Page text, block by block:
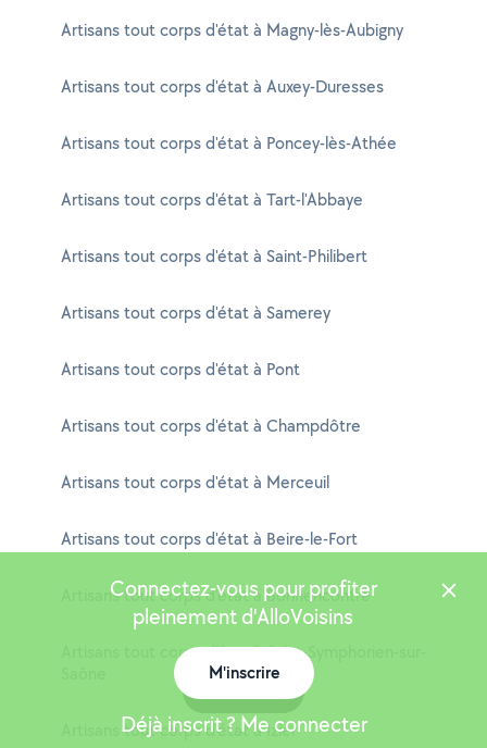
Artisans tout corps d'état à Magny-lès-Aubigny
Artisans tout corps d'état à Auxey-Duresses
Artisans tout corps d'état à Poncey-lès-Athée
Artisans tout corps d'état à Tart-l'Abbaye
Artisans tout corps d'état à Saint-Philibert
Artisans tout corps d'état à Samerey
Artisans tout corps d'état à Pont
Artisans tout corps d'état à Champdôtre
Artisans tout corps d'état à Merceuil
Artisans tout corps d'état à Beire-le-Fort
Artisans tout corps d'état à Bonnencontre
Artisans tout corps d'état à Saint-Symphorien-sur-
Artisans tout corps d'état à Izier
Connectez-vous pour profiter
pleinement d'AlloVoisins
M'inscrire
Déjà inscrit ? Me connecter